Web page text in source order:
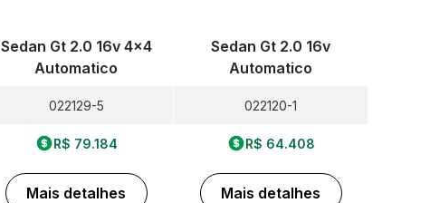
Sedan Gt 2.0 16v 4x4
Automatico
022129-5
R$ 79.184
Mais detalhes
Sedan Gt 2.0 16v
Automatico
022120-1
R$ 64.408
Mais detalhes